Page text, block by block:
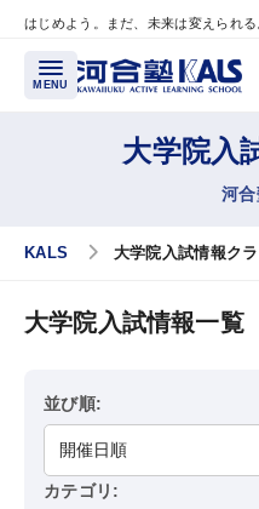
はじめよう。まだ、未来は変えられる
メインコンテンツへスキップ
MENU
医学部学士編入 対策講座
国内MBA・MOT 入試対策講
文系大学院 入試対策講座
大学編入（文系）講座
大学院入
河
KALS 大学院入試情報ク
大学院入試情報一覧
並び順:
カテゴリ: